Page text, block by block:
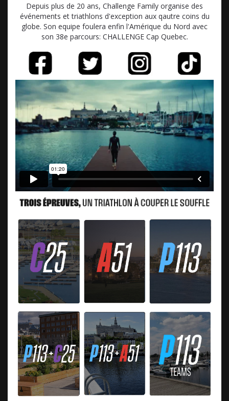
Depuis plus de 20 ans, Challenge Family organise des
événements et triathlons d'exception aux qautre coins du
globe. Son equipe foulera enfin l'Amérique du Nord avec
son 38e parcours: CHALLENGE Cap Quebec.